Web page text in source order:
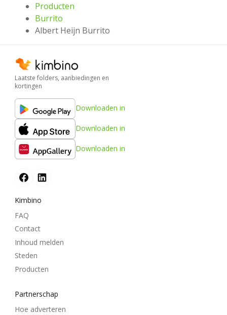
Producten
Burrito
Albert Heijn Burrito
Laatste folders, aanbiedingen en
kortingen
Downloaden in
Downloaden in
Downloaden in
Kimbino
FAQ
Contact
Inhoud melden
Steden
Producten
Partnerschap
Hoe adverteren